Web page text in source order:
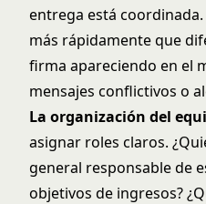
entrega está
más rápidamente que
firma apareciendo en el
mensajes conflictivos o
La organización del
asignar roles claros.
general responsable de
objetivos de ingresos?